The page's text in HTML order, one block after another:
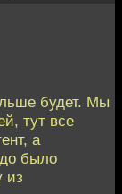
будет. Мы
тут все
а
было
из